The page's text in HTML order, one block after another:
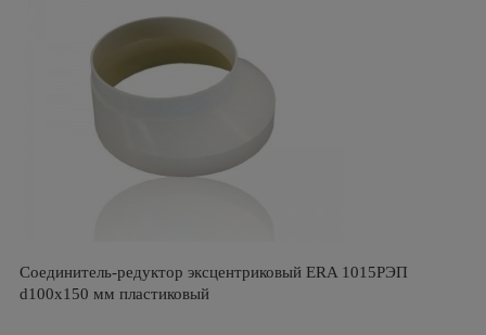
Соединитель-редуктор эксцентриковый ERA 1015РЭП
d100х150 мм пластиковый